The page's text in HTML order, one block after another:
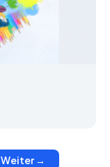
Weiter →